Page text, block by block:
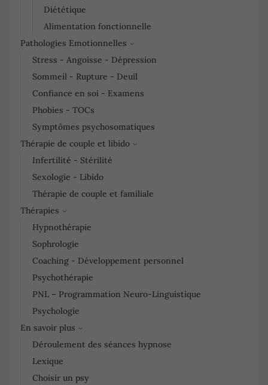
Diététique
Alimentation fonctionnelle
Pathologies Emotionnelles
Stress - Angoisse - Dépression
Sommeil - Rupture - Deuil
Confiance en soi - Examens
Phobies - TOCs
Symptômes psychosomatiques
Thérapie de couple et libido
Infertilité - Stérilité
Sexologie - Libido
Thérapie de couple et familiale
Thérapies
Hypnothérapie
Sophrologie
Coaching - Développement personnel
Psychothérapie
PNL – Programmation Neuro-Linguistique
Psychologie
En savoir plus
Déroulement des séances hypnose
Lexique
Choisir un psy